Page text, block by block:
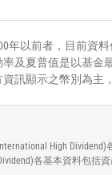
年以前者，目前資料
及夏普值是以基金
訊顯示之幣別為主
International High
各基本資料包